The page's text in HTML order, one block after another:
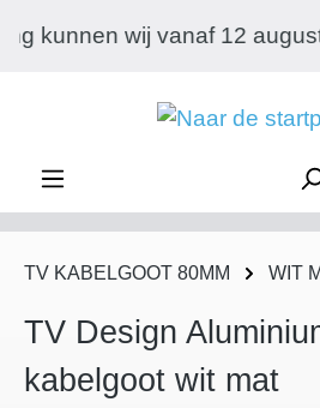
Ga naar de hoofdinhoud
wij vanaf 12 augustus
TV KABELGOOT 80MM WIT
TV Design
kabelgoot wit mat